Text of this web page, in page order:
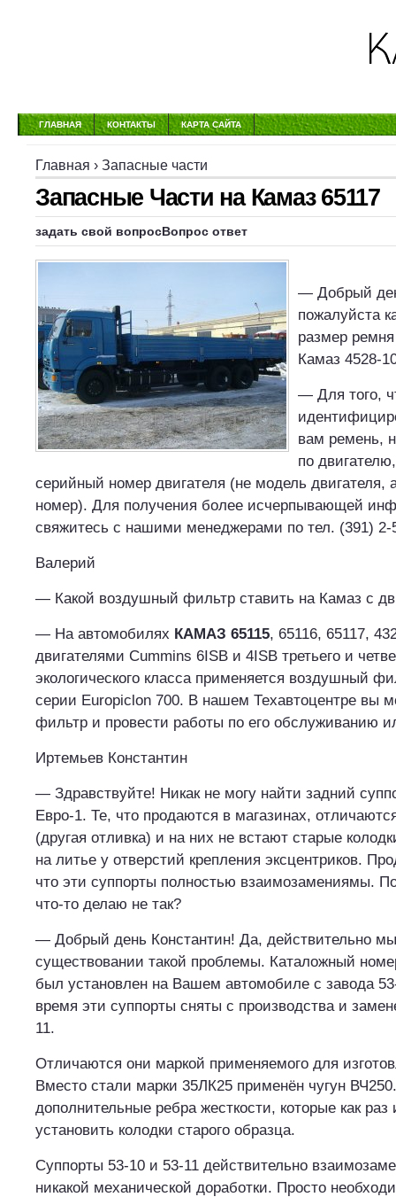
ГЛАВНАЯ КОНТАКТЫ КАРТА САЙТА
Главная › Запасные части
Запасные Части на Камаз 65117
задать свой вопросВопрос ответ
— Добрый
пожалуйста
размер
Камаз 4528-
— Для того,
вам ремень,
по
серийный номер двигателя (не модель двигателя,
номер). Для получения более исчерпывающей
свяжитесь с нашими менеджерами по тел. (391) 2-
Валерий
— Какой воздушный фильтр ставить на Камаз с
— На автомобилях КАМАЗ 65115, 65116, 65117,
двигателями Cummins 6ISB и 4ISB третьего и
экологического класса применяется воздушный
серии Europiclon 700. В нашем Техавтоцентре вы
фильтр и провести работы по его обслуживанию
Иртемьев Константин
— Здравствуйте! Никак не могу найти задний
Евро-1. Те, что продаются в магазинах,
(другая отливка) и на них не встают старые
на литье у отверстий крепления эксцентриков.
что эти суппорты полностью взаимозамениямы.
что-то делаю не так?
— Добрый день Константин! Да, действительно
существовании такой проблемы. Каталожный
был установлен на Вашем автомобиле с завода
время эти суппорты сняты с производства и
11.
Отличаются они маркой применяемого для
Вместо стали марки 35ЛК25 применён чугун
дополнительные ребра жесткости, которые как
установить колодки старого образца.
Суппорты 53-10 и 53-11 действительно
никакой механической доработки. Просто